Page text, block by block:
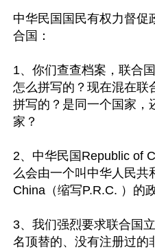
中华民国国民有权力督促
合国：
1、你们查查档案，联合
怎么拼写的？现在混在联
拼写的？是同一个国家，
家？
2、中华民国Republic of
么会由一个叫中华人民共
China（缩写P.R.C. ）的
3、我们强烈要求联合国
名顶替的、没有注册过的